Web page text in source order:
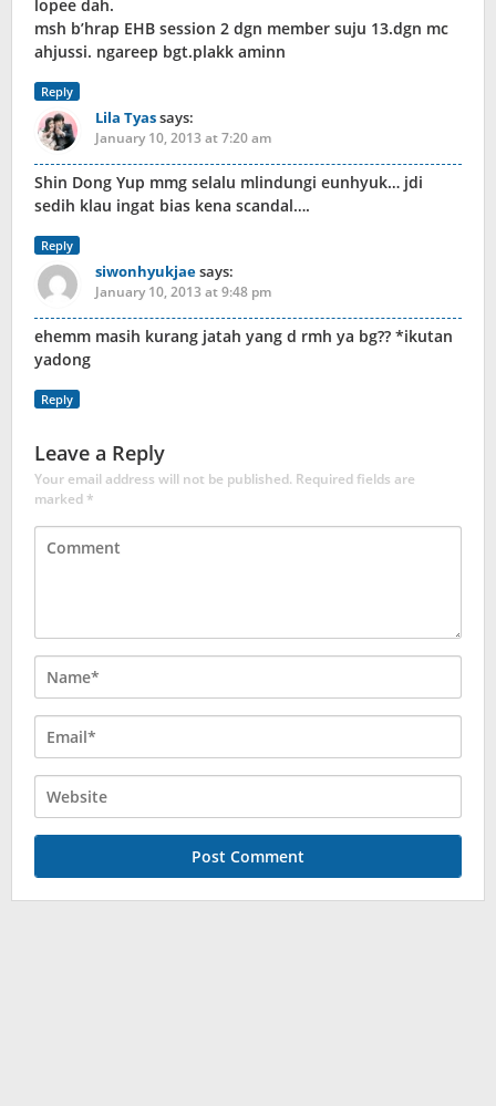
lopee dah.
msh b’hrap EHB session 2 dgn member suju 13.dgn mc
ahjussi. ngareep bgt.plakk aminn
Reply
Lila Tyassays:
January 10, 2013 at 7:20 am
Shin Dong Yup mmg selalu mlindungi eunhyuk… jdi
sedih klau ingat bias kena scandal….
Reply
siwonhyukjaesays:
January 10, 2013 at 9:48 pm
ehemm masih kurang jatah yang d rmh ya bg?? *ikutan
yadong
Reply
Leave a Reply
Your email address will not be published. Required fields are
marked*